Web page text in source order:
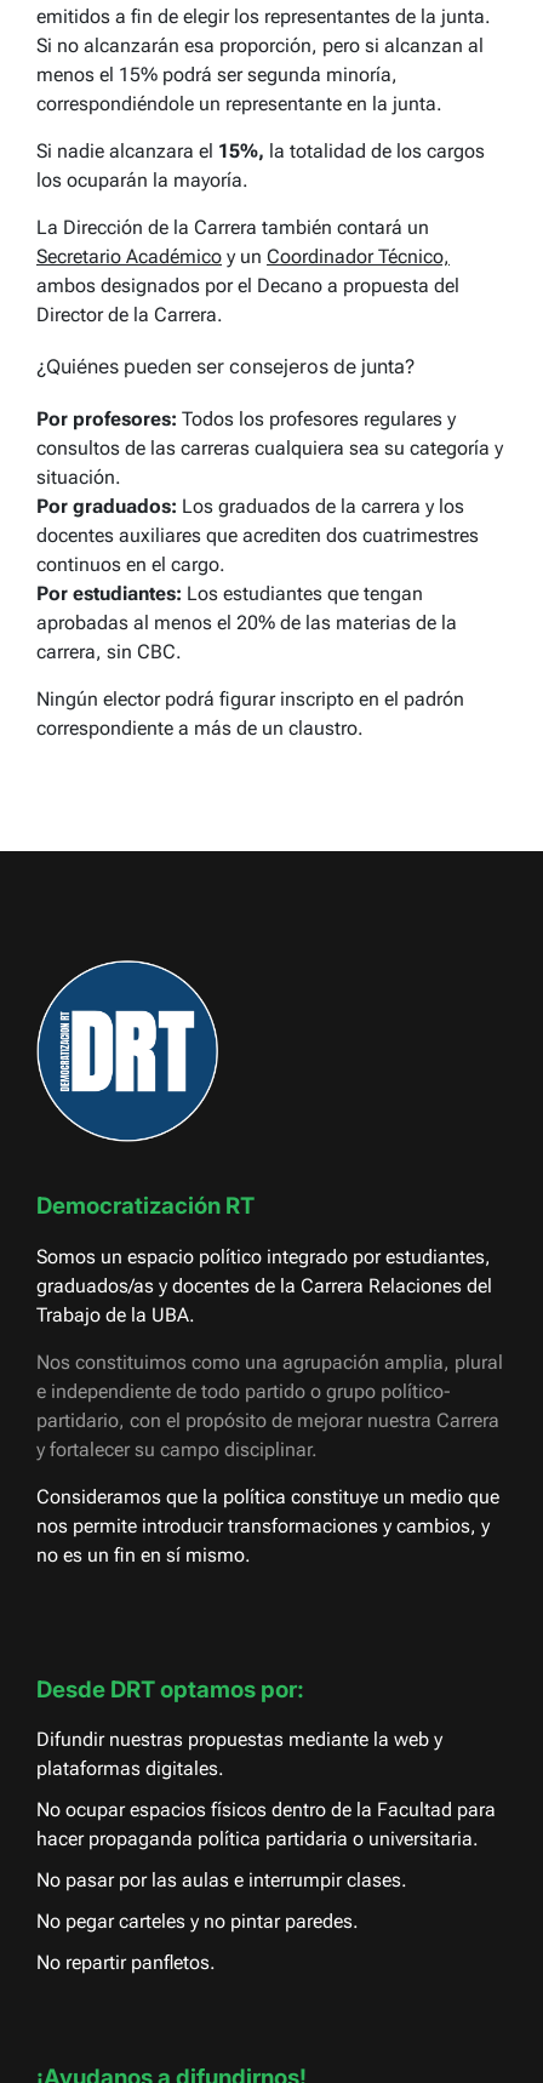
emitidos a fin de elegir los representantes de la junta.
Si no alcanzarán esa proporción, pero si alcanzan al
menos el 15% podrá ser segunda minoría,
correspondiéndole un representante en la junta.
Si nadie alcanzara el 15%, la totalidad de los cargos
los ocuparán la mayoría.
La Dirección de la Carrera también contará un
Secretario Académico y un Coordinador Técnico,
ambos designados por el Decano a propuesta del
Director de la Carrera.
¿Quiénes pueden ser consejeros de junta?
Por profesores: Todos los profesores regulares y
consultos de las carreras cualquiera sea su categoría y
situación.
Por graduados: Los graduados de la carrera y los
docentes auxiliares que acrediten dos cuatrimestres
continuos en el cargo.
Por estudiantes: Los estudiantes que tengan
aprobadas al menos el 20% de las materias de la
carrera, sin CBC.
Ningún elector podrá figurar inscripto en el padrón
correspondiente a más de un claustro.
Democratización RT
Somos un espacio político integrado por estudiantes,
graduados/as y docentes de la Carrera Relaciones del
Trabajo de la UBA.
Nos constituimos como una agrupación amplia, plural
e independiente de todo partido o grupo político-
partidario, con el propósito de mejorar nuestra Carrera
y fortalecer su campo disciplinar.
Consideramos que la política constituye un medio que
nos permite introducir transformaciones y cambios, y
no es un fin en sí mismo.
Desde DRT optamos por:
Difundir nuestras propuestas mediante la web y
plataformas digitales.
No ocupar espacios físicos dentro de la Facultad para
hacer propaganda política partidaria o universitaria.
No pasar por las aulas e interrumpir clases.
No pegar carteles y no pintar paredes.
No repartir panfletos.